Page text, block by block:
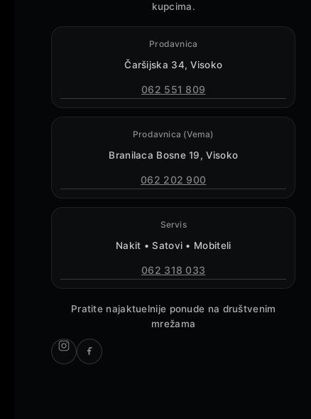
kupcima.
Prodavnica
Čaršijska 34, Visoko
062 551 809
Prodavnica (Vema)
Branilaca Bosne 19, Visoko
062 202 900
Servis
Nakit • Satovi • Mobiteli
062 318 033
Pratite najaktuelnije ponude na društvenim
mrežama